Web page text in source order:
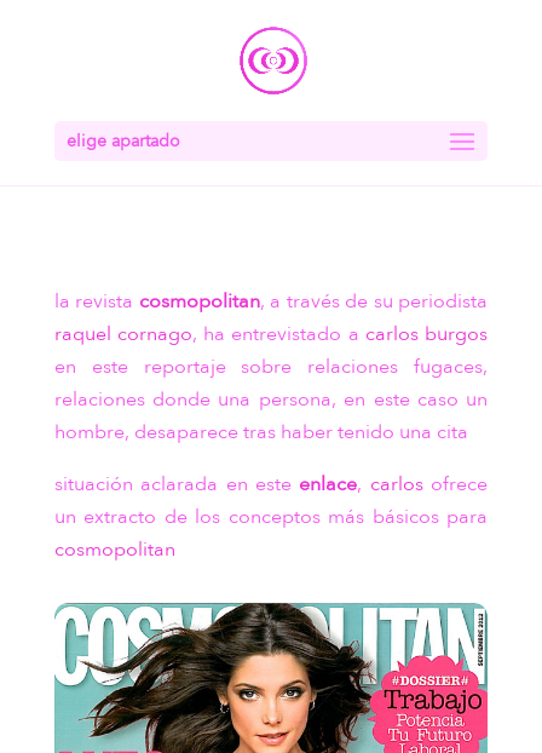
elige apartado
la revista cosmopolitan, a través de su periodista
raquel cornago, ha entrevistado a carlos burgos
en este reportaje sobre relaciones fugaces,
relaciones donde una persona, en este caso un
hombre, desaparece tras haber tenido una cita
situación aclarada en este enlace, carlosofrece
un extracto de los conceptos más básicos para
cosmopolitan